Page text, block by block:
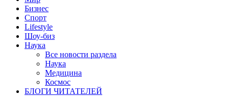
Бизнес
Спорт
Lifestyle
Шоу-биз
Наука
Все новости раздела
Наука
Медицина
Космос
БЛОГИ ЧИТАТЕЛЕЙ